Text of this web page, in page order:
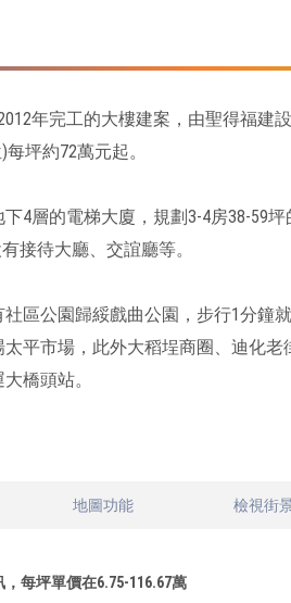
年完工的大樓建案，由聖得福建
坪約72萬元起。
4層的電梯大廈，規劃3-4房38-59
接待大廳、交誼廳等。
區公園歸綏戲曲公園，步行1分鐘
平市場，此外大稻埕商圈、迪化
橋頭站。
地圖功能 檢視街
每坪單價在6.75-116.67萬